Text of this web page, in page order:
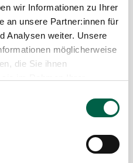
wir Informationen zu Ihrer
an unsere Partner:innen für
Analysen weiter. Unsere
möglicherweise
die Sie ihnen